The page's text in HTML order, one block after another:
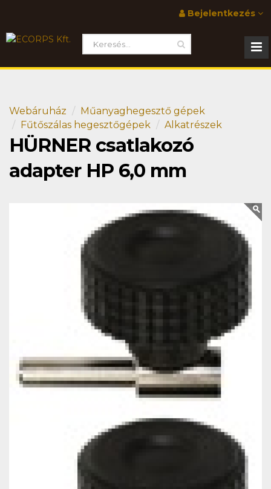
Bejelentkezés
Webáruház
Műanyaghegesztő gépek
Fűtőszálas hegesztőgépek
Alkatrészek
HÜRNER csatlakozó
adapter HP 6,0 mm